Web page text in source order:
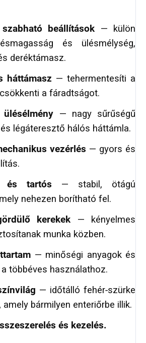
beállítások — külön
és ülésmélység,
deréktámasz.
háttámasz — tehermentesíti a
a fáradtságot.
ülésélmény — nagy sűrűségű
légáteresztő hálós háttámla.
vezérlés — gyors és
és tartós — stabil, ötágú
nehezen borítható fel.
kerekek — kényelmes
munka közben.
— minőségi anyagok és
többéves használathoz.
— időtálló fehér‑szürke
amely bármilyen enteriőrbe illik.
és kezelés.